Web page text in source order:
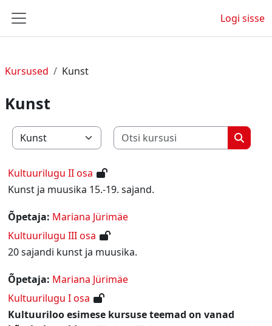
Küljepaneel
Logi sisse
Kursused Kunst
Kunst
Kursuste kategooriad
Otsi
Otsi
Kultuurilugu II osa
Kunst ja muusika 15.-19. sajand.
Õpetaja: Mariana Jürimäe
Kultuurilugu III osa
20 sajandi kunst ja muusika.
Õpetaja: Mariana Jürimäe
Kultuurilugu I osa
Kultuuriloo esimese kursuse teemad on vanad